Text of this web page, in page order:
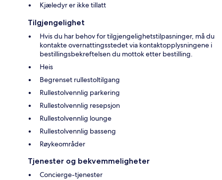
Kjæledyr er ikke tillatt
Tilgjengelighet
Hvis du har behov for tilgjengelighetstilpasninger, må du
kontakte overnattingsstedet via kontaktopplysningene i
bestillingsbekreftelsen du mottok etter bestilling.
Heis
Begrenset rullestoltilgang
Rullestolvennlig parkering
Rullestolvennlig resepsjon
Rullestolvennlig lounge
Rullestolvennlig basseng
Røykeområder
Tjenester og bekvemmeligheter
Concierge-tjenester